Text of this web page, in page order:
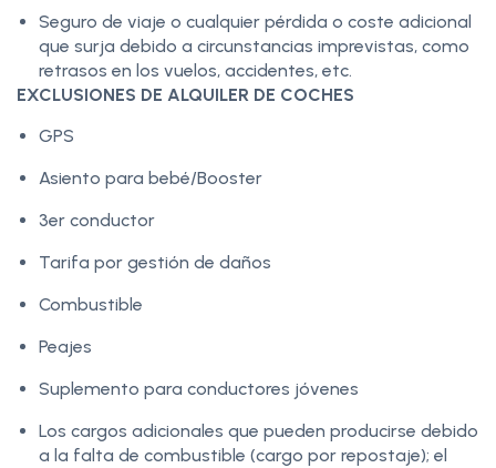
Seguro de viaje o cualquier pérdida o coste adicional
que surja debido a circunstancias imprevistas, como
retrasos en los vuelos, accidentes, etc.
EXCLUSIONES DE ALQUILER DE COCHES
GPS
Asiento para bebé/Booster
3er conductor
Tarifa por gestión de daños
Combustible
Peajes
Suplemento para conductores jóvenes
Los cargos adicionales que pueden producirse debido
a la falta de combustible (cargo por repostaje); el